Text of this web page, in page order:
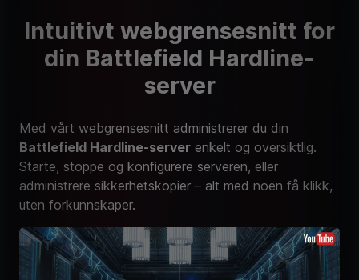
Intuitivt webgrensesnitt for
din Battlefield Hardline-
server
Battlefield Hardline-serverenkelt og oversiktlig.
Starte, stoppe og konfigurere serveren, eller
administrere sikkerhetskopier – alt med noen få klikk,
uten forkunnskaper.